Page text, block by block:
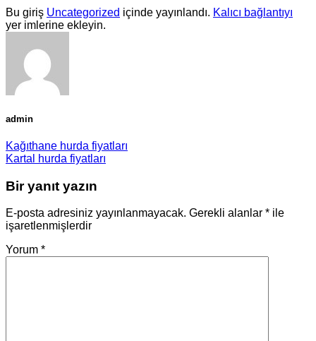
Bu giriş Uncategorized içinde yayınlandı. Kalıcı bağlantıyı
yer imlerine ekleyin.
admin
Kağıthane hurda fiyatları
Kartal hurda fiyatları
Bir yanıt yazın
E-posta adresiniz yayınlanmayacak. Gerekli alanlar * ile
işaretlenmişlerdir
Yorum *